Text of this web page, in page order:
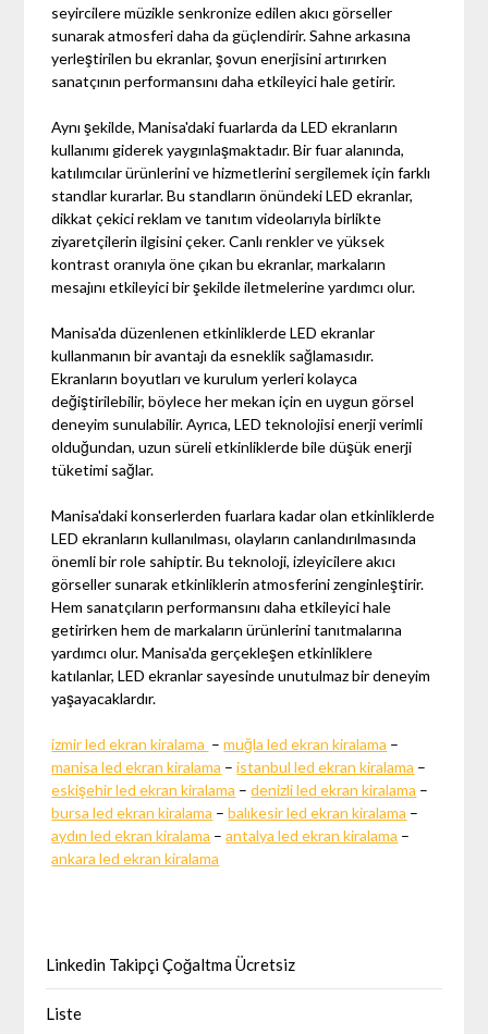
seyircilere müzikle senkronize edilen akıcı görseller
sunarak atmosferi daha da güçlendirir. Sahne arkasına
yerleştirilen bu ekranlar, şovun enerjisini artırırken
sanatçının performansını daha etkileyici hale getirir.
Aynı şekilde, Manisa'daki fuarlarda da LED ekranların
kullanımı giderek yaygınlaşmaktadır. Bir fuar alanında,
katılımcılar ürünlerini ve hizmetlerini sergilemek için farklı
standlar kurarlar. Bu standların önündeki LED ekranlar,
dikkat çekici reklam ve tanıtım videolarıyla birlikte
ziyaretçilerin ilgisini çeker. Canlı renkler ve yüksek
kontrast oranıyla öne çıkan bu ekranlar, markaların
mesajını etkileyici bir şekilde iletmelerine yardımcı olur.
Manisa'da düzenlenen etkinliklerde LED ekranlar
kullanmanın bir avantajı da esneklik sağlamasıdır.
Ekranların boyutları ve kurulum yerleri kolayca
değiştirilebilir, böylece her mekan için en uygun görsel
deneyim sunulabilir. Ayrıca, LED teknolojisi enerji verimli
olduğundan, uzun süreli etkinliklerde bile düşük enerji
tüketimi sağlar.
Manisa'daki konserlerden fuarlara kadar olan etkinliklerde
LED ekranların kullanılması, olayların canlandırılmasında
önemli bir role sahiptir. Bu teknoloji, izleyicilere akıcı
görseller sunarak etkinliklerin atmosferini zenginleştirir.
Hem sanatçıların performansını daha etkileyici hale
getirirken hem de markaların ürünlerini tanıtmalarına
yardımcı olur. Manisa'da gerçekleşen etkinliklere
katılanlar, LED ekranlar sayesinde unutulmaz bir deneyim
yaşayacaklardır.
izmir led ekran kiralama –muğla led ekran kiralama –
manisa led ekran kiralama –istanbul led ekran kiralama –
eskişehir led ekran kiralama –denizli led ekran kiralama –
bursa led ekran kiralama –balıkesir led ekran kiralama –
aydın led ekran kiralama –antalya led ekran kiralama –
ankara led ekran kiralama
Linkedin Takipçi Çoğaltma Ücretsiz
Liste